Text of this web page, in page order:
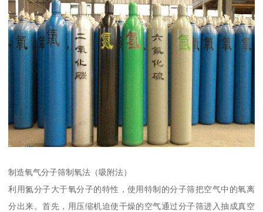
制造氧气分子筛制氧法（吸附法）
利用氮分子大于氧分子的特性，使用特制的分子筛把空气中的氧离
分出来。首先，用压缩机迫使干燥的空气通过分子筛进入抽成真空